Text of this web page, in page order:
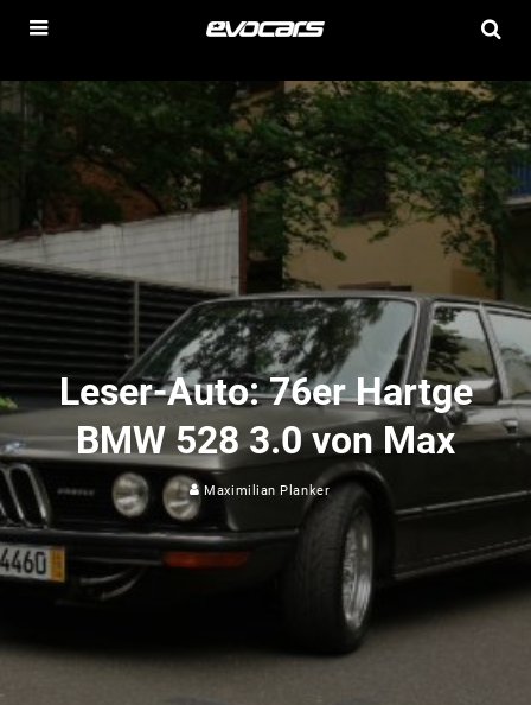
Leser-Auto: 76er Hartge
BMW 528 3.0 von Max
Maximilian Planker